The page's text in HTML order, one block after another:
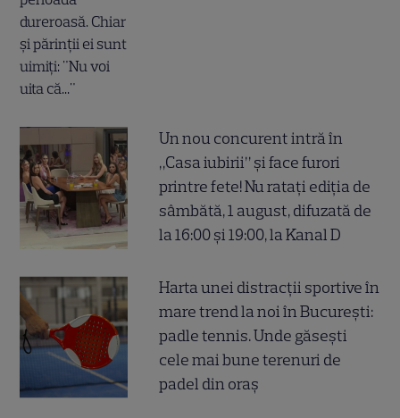
Un nou concurent intră în
„Casa iubirii” și face furori
printre fete! Nu ratați ediția de
sâmbătă, 1 august, difuzată de
la 16:00 și 19:00, la Kanal D
Harta unei distracții sportive în
mare trend la noi în București:
padle tennis. Unde găsești
cele mai bune terenuri de
padel din oraș